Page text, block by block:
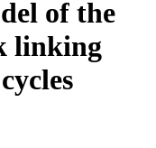
of the
linking